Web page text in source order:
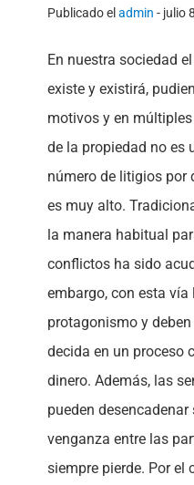
Publicado el admin - julio
En nuestra sociedad
existe y existirá,
motivos y en
de la propiedad no es
número de litigios por
es muy alto.
la manera habitual
conflictos ha sido
embargo, con esta vía
protagonismo y
decida en un proceso
dinero. Además, las
pueden
venganza entre las
siempre pierde. Por el